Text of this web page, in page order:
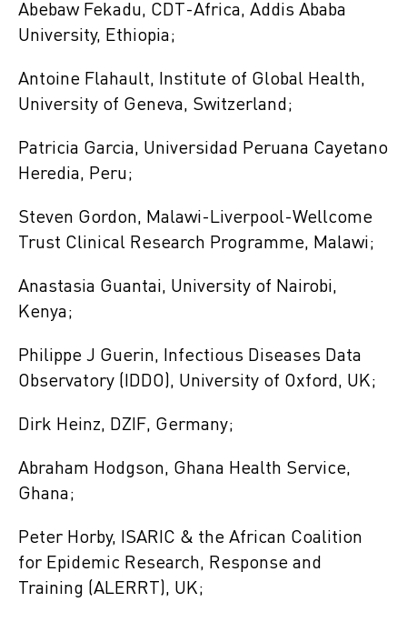
Abebaw Fekadu, CDT-Africa, Addis Ababa
University, Ethiopia;
Antoine Flahault, Institute of Global Health,
University of Geneva, Switzerland;
Patricia Garcia, Universidad Peruana Cayetano
Heredia, Peru;
Steven Gordon, Malawi-Liverpool-Wellcome
Trust Clinical Research Programme, Malawi;
Anastasia Guantai, University of Nairobi,
Kenya;
Philippe J Guerin, Infectious Diseases Data
Observatory (IDDO), University of Oxford, UK;
Dirk Heinz, DZIF, Germany;
Abraham Hodgson, Ghana Health Service,
Ghana;
Peter Horby, ISARIC & the African Coalition
for Epidemic Research, Response and
Training (ALERRT), UK;